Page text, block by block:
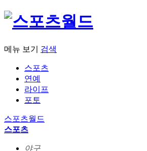
메뉴 보기 검색
스포츠
연예
라이프
포토
스포츠월드
스포츠
야구